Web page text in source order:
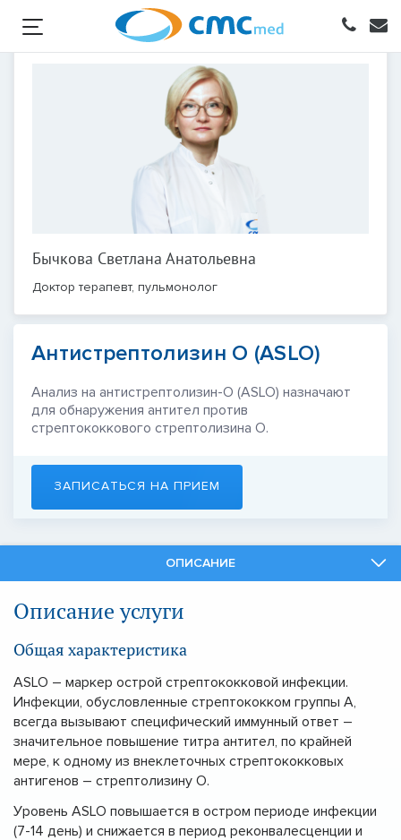
Бычкова Светлана Анатольевна
Доктор терапевт, пульмонолог
Антистрептолизин О (ASLO)
Анализ на антистрептолизин-О (ASLO) назначают
для обнаружения антител против
стрептококкового стрептолизина О.
ЗАПИСАТЬСЯ НА ПРИЕМ
ОПИСАНИЕ
Описание услуги
Общая характеристика
ASLO – маркер острой стрептококковой инфекции.
Инфекции, обусловленные стрептококком группы А,
всегда вызывают специфический иммунный ответ –
значительное повышение титра антител, по крайней
мере, к одному из внеклеточных стрептококковых
антигенов – стрептолизину О.
Уровень ASLO повышается в остром периоде инфекции
(7-14 день) и снижается в период реконвалесценции и